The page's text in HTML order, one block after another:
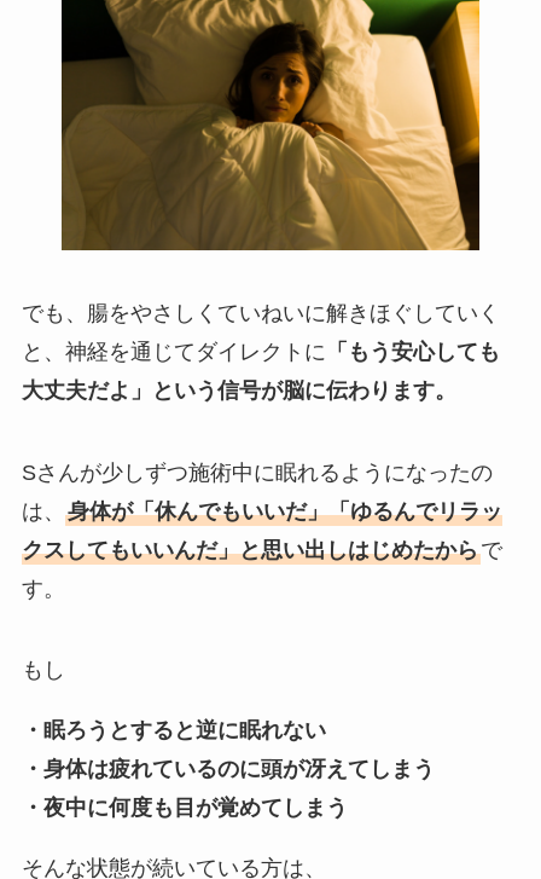
でも、腸をやさしくていねいに解きほぐしていく
と、神経を通じてダイレクトに 「もう安心しても
大丈夫だよ」という信号が脳に伝わります。
Sさんが少しずつ施術中に眠れるようになったの
は、 身体が「休んでもいいだ」「ゆるんでリラッ
クスしてもいいんだ」と思い出しはじめたからで
す。
もし
・眠ろうとすると逆に眠れない
・身体は疲れているのに頭が冴えてしまう
・夜中に何度も目が覚めてしまう
そんな状態が続いている方は、